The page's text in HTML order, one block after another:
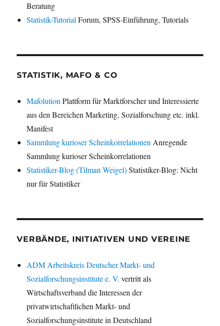
Beratung
Statistik-Tutorial Forum, SPSS-Einführung, Tutorials
STATISTIK, MAFO & CO
Mafolution Plattform für Marktforscher und Interessierte
aus den Bereichen Marketing, Sozialforschung etc. inkl.
Manifest
Sammlung kurioser Scheinkorrelationen Anregende
Sammlung kurioser Scheinkorrelationen
Statistiker-Blog (Tilman Weigel)Statistiker-Blog: Nicht
nur für Statistiker
VERBÄNDE, INITIATIVEN UND VEREINE
ADM Arbeitskreis Deutscher Markt- und
Sozialforschungsinstitute e. V. vertritt als
Wirtschaftsverband die Interessen der
privatwirtschaftlichen Markt- und
Sozialforschungsinstitute in Deutschland